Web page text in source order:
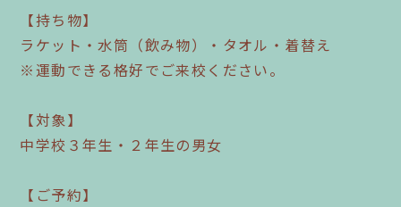
【持ち物】
ラケット・水筒（飲み物）・タオル・着替え
※運動できる格好でご来校ください。
【対象】
中学校３年生・２年生の男女
【ご予約】